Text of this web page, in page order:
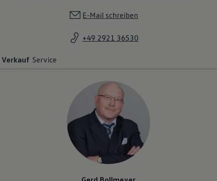
E-Mail schreiben
+49 2921 36530
Verkauf Service